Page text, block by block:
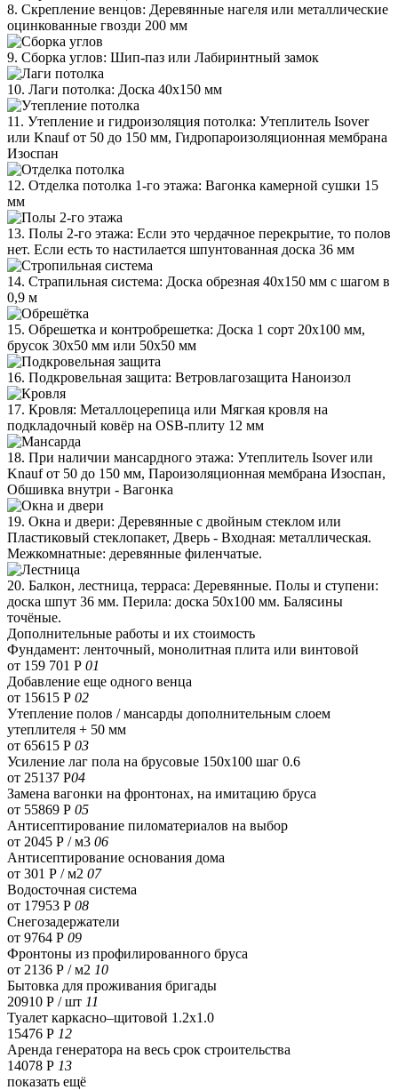
8. Скрепление венцов: Деревянные нагеля или металлические
оцинкованные гвозди 200 мм
9. Сборка углов: Шип-паз или Лабиринтный замок
10. Лаги потолка: Доска 40х150 мм
11. Утепление и гидроизоляция потолка: Утеплитель Isover
или Knauf от 50 до 150 мм, Гидропароизоляционная мембрана
Изоспан
12. Отделка потолка 1-го этажа: Вагонка камерной сушки 15
мм
13. Полы 2-го этажа: Если это чердачное перекрытие, то полов
нет. Если есть то настилается шпунтованная доска 36 мм
14. Страпильная система: Доска обрезная 40х150 мм с шагом в
0,9 м
15. Обрешетка и контробрешетка: Доска 1 сорт 20х100 мм,
брусок 30х50 мм или 50х50 мм
16. Подкровельная защита: Ветровлагозащита Наноизол
17. Кровля: Металлоцерепица или Мягкая кровля на
подкладочный ковёр на OSB-плиту 12 мм
18. При наличии мансардного этажа: Утеплитель Isover или
Knauf от 50 до 150 мм, Пароизоляционная мембрана Изоспан,
Обшивка внутри - Вагонка
19. Окна и двери: Деревянные с двойным стеклом или
Пластиковый стеклопакет, Дверь - Входная: металлическая.
Межкомнатные: деревянные филенчатые.
20. Балкон, лестница, терраса: Деревянные. Полы и ступени:
доска шпут 36 мм. Перила: доска 50х100 мм. Балясины
точёные.
Дополнительные работы и их стоимость
Фундамент: ленточный, монолитная плита или винтовой
от 159 701 Р 01
Добавление еще одного венца
от 15615 Р 02
Утепление полов / мансарды дополнительным слоем
утеплителя + 50 мм
от 65615 Р 03
Усиление лаг пола на брусовые 150х100 шаг 0.6
от 25137 Р04
Замена вагонки на фронтонах, на имитацию бруса
от 55869 Р 05
Антисептирование пиломатериалов на выбор
от 2045 Р / м3 06
Антисептирование основания дома
от 301 Р / м2 07
Водосточная система
от 17953 Р 08
Снегозадержатели
от 9764 Р 09
Фронтоны из профилированного бруса
от 2136 Р / м2 10
Бытовка для проживания бригады
20910 Р / шт 11
Туалет каркасно–щитовой 1.2х1.0
15476 Р 12
Аренда генератора на весь срок строительства
14078 Р 13
показать ещё